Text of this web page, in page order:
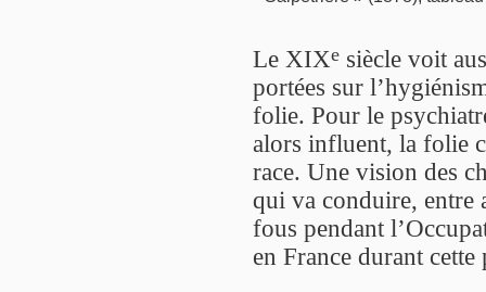
Le XIXe siècle voit
portées sur
folie. Pour le
alors influent, la folie
race. Une vision des
qui va conduire, entre
fous pendant
en France durant cette